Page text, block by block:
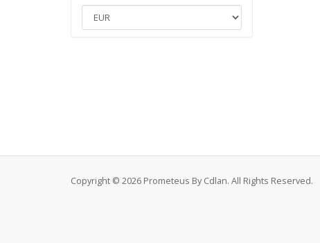
Copyright © 2026 Prometeus By Cdlan. All Rights Reserved.